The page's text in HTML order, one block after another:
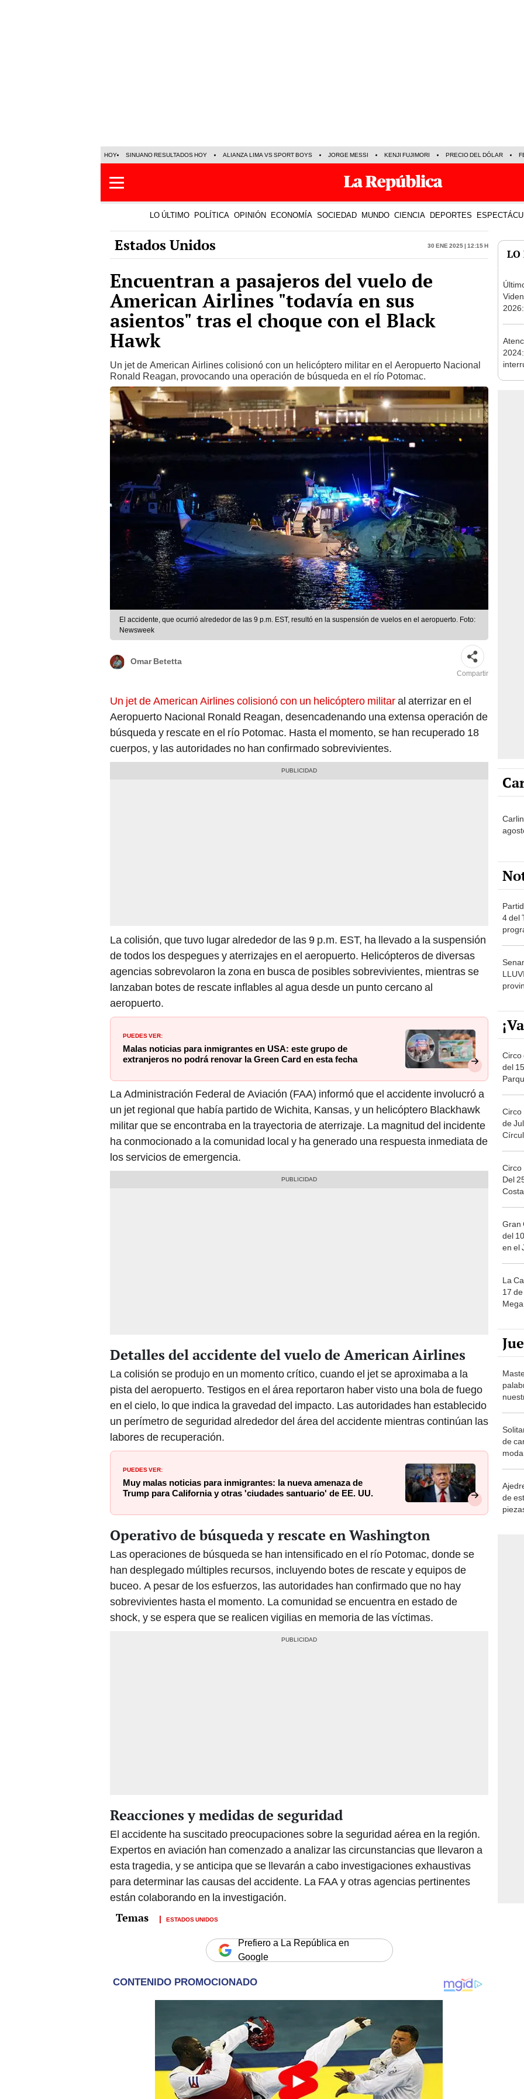
HOY SINUANO RESULTADOS HOY ALIANZA LIMA VS SPORT BOYS JORGE MESSI KENJI FUJIMORI PRECIO DEL DÓLAR
LO ÚLTIMO POLÍTICA OPINIÓN ECONOMÍA SOCIEDAD MUNDO CIENCIA DEPORTES
Estados Unidos 30 Ene 2025 | 12:15 h
Encuentran a pasajeros del vuelo de
American Airlines "todavía en sus
asientos" tras el choque con el Black
Hawk
Un jet de American Airlines colisionó con un helicóptero militar en el Aeropuerto Nacional
Ronald Reagan, provocando una operación de búsqueda en el río Potomac.
El accidente, que ocurrió alrededor de las 9 p.m. EST, resultó en la suspensión de vuelos en el aeropuerto. Foto:
Newsweek
Omar Betetta
Compartir
Un jet de American Airlines colisionó con un helicóptero militaral aterrizar en el
Aeropuerto Nacional Ronald Reagan, desencadenando una extensa operación de
búsqueda y rescate en el río Potomac. Hasta el momento, se han recuperado 18
cuerpos, y las autoridades no han confirmado sobrevivientes.
La colisión, que tuvo lugar alrededor de las 9 p.m. EST, ha llevado a la suspensión
de todos los despegues y aterrizajes en el aeropuerto. Helicópteros de diversas
agencias sobrevolaron la zona en busca de posibles sobrevivientes, mientras se
lanzaban botes de rescate inflables al agua desde un punto cercano al
aeropuerto.
PUEDES VER:
Malas noticias para inmigrantes en USA: este grupo de
extranjeros no podrá renovar la Green Card en esta fecha
La Administración Federal de Aviación (FAA) informó que el accidente involucró a
un jet regional que había partido de Wichita, Kansas, y un helicóptero Blackhawk
militar que se encontraba en la trayectoria de aterrizaje. La magnitud del incidente
ha conmocionado a la comunidad local y ha generado una respuesta inmediata de
los servicios de emergencia.
Detalles del accidente del vuelo de American Airlines
La colisión se produjo en un momento crítico, cuando el jet se aproximaba a la
pista del aeropuerto. Testigos en el área reportaron haber visto una bola de fuego
en el cielo, lo que indica la gravedad del impacto. Las autoridades han establecido
un perímetro de seguridad alrededor del área del accidente mientras continúan las
labores de recuperación.
PUEDES VER:
Muy malas noticias para inmigrantes: la nueva amenaza de
Trump para California y otras 'ciudades santuario' de EE. UU.
Operativo de búsqueda y rescate en Washington
Las operaciones de búsqueda se han intensificado en el río Potomac, donde se
han desplegado múltiples recursos, incluyendo botes de rescate y equipos de
buceo. A pesar de los esfuerzos, las autoridades han confirmado que no hay
sobrevivientes hasta el momento. La comunidad se encuentra en estado de
shock, y se espera que se realicen vigilias en memoria de las víctimas.
Reacciones y medidas de seguridad
El accidente ha suscitado preocupaciones sobre la seguridad aérea en la región.
Expertos en aviación han comenzado a analizar las circunstancias que llevaron a
esta tragedia, y se anticipa que se llevarán a cabo investigaciones exhaustivas
para determinar las causas del accidente. La FAA y otras agencias pertinentes
están colaborando en la investigación.
ESTADOS UNIDOS
Prefiero a La República en
Google
LO
4 del
Circo
del
Circo
de
Circo
Del
Gran
del
en el
La
17
de
de